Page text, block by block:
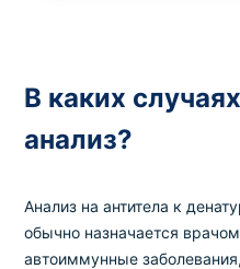
В каких
анализ?
Анализ на антитела к
обычно назначается
автоиммунные